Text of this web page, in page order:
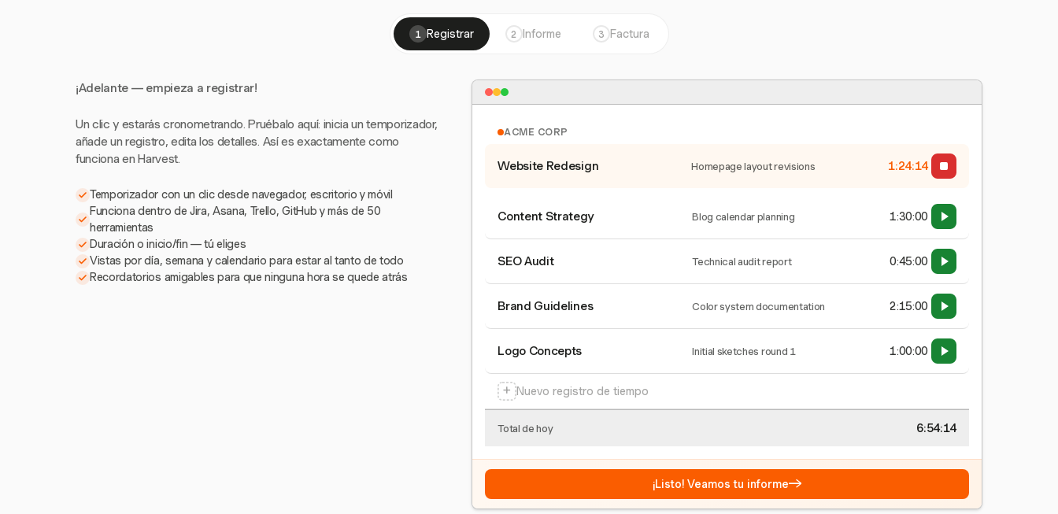
1 Registrar 2 Informe 3 Factura
¡Adelante — empieza a registrar!
Un clic y estarás cronometrando. Pruébalo aquí: inicia un temporizador,
añade un registro, edita los detalles. Así es exactamente como
funciona en Harvest.
Temporizador con un clic desde navegador, escritorio y móvil
Funciona dentro de Jira, Asana, Trello, GitHub y más de 50
herramientas
Duración o inicio/fin — tú eliges
Vistas por día, semana y calendario para estar al tanto de todo
Recordatorios amigables para que ninguna hora se quede atrás
ACME CORP
Website Redesign Homepage layout revisions 1:24:15
Content Strategy Blog calendar planning 1:30:00
SEO Audit Technical audit report 0:45:00
Brand Guidelines Color system documentation 2:15:00
Logo Concepts Initial sketches round 1 1:00:00
+ Nuevo registro de tiempo
Total de hoy 6:54:15
¡Listo! Veamos tu informe→